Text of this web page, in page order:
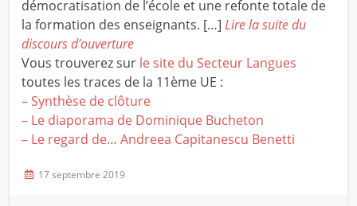
démocratisation de l’école et une refonte totale de
la formation des enseignants. […] Lire la suite du
discours d’ouverture
Vous trouverez surle site du Secteur Langues
toutes les traces de la 11ème UE :
– Synthèse de clôture
– Le diaporama de Dominique Bucheton
– Le regard de… Andreea Capitanescu Benetti
17 septembre 2019